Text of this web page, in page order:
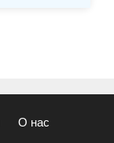
О нас